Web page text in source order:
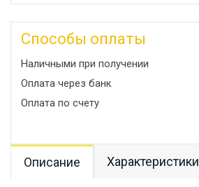
Способы оплаты
Наличными при получении
Оплата через банк
Оплата по счету
Описание Характеристики